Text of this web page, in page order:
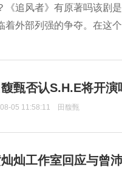
《追风者》有原著吗该剧
着外部列强的争夺。在这
馥甄否认S.H.E将开
05 11:58:11 田馥甄
灿工作室回应与曾